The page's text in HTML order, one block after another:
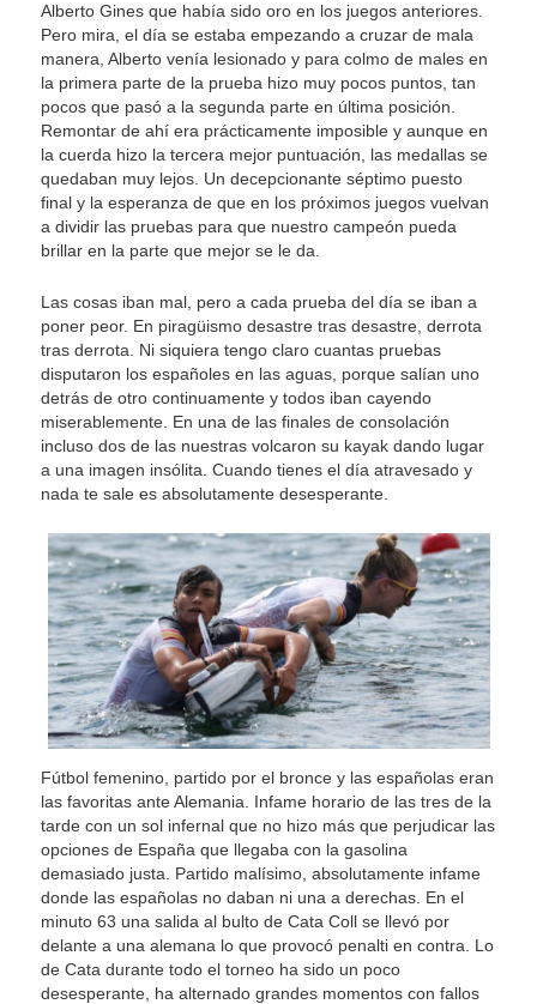
Alberto Gines que había sido oro en los juegos anteriores.
Pero mira, el día se estaba empezando a cruzar de mala
manera, Alberto venía lesionado y para colmo de males en
la primera parte de la prueba hizo muy pocos puntos, tan
pocos que pasó a la segunda parte en última posición.
Remontar de ahí era prácticamente imposible y aunque en
la cuerda hizo la tercera mejor puntuación, las medallas se
quedaban muy lejos. Un decepcionante séptimo puesto
final y la esperanza de que en los próximos juegos vuelvan
a dividir las pruebas para que nuestro campeón pueda
brillar en la parte que mejor se le da.
Las cosas iban mal, pero a cada prueba del día se iban a
poner peor. En piragüismo desastre tras desastre, derrota
tras derrota. Ni siquiera tengo claro cuantas pruebas
disputaron los españoles en las aguas, porque salían uno
detrás de otro continuamente y todos iban cayendo
miserablemente. En una de las finales de consolación
incluso dos de las nuestras volcaron su kayak dando lugar
a una imagen insólita. Cuando tienes el día atravesado y
nada te sale es absolutamente desesperante.
Fútbol femenino, partido por el bronce y las españolas eran
las favoritas ante Alemania. Infame horario de las tres de la
tarde con un sol infernal que no hizo más que perjudicar las
opciones de España que llegaba con la gasolina
demasiado justa. Partido malísimo, absolutamente infame
donde las españolas no daban ni una a derechas. En el
minuto 63 una salida al bulto de Cata Coll se llevó por
delante a una alemana lo que provocó penalti en contra. Lo
de Cata durante todo el torneo ha sido un poco
desesperante, ha alternado grandes momentos con fallos